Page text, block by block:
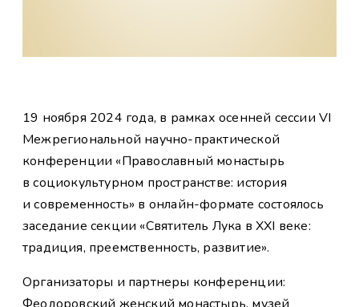
19 ноября 2024 года, в рамках осенней сессии VI
Межрегиональной научно-практической
конференции «Православный монастырь
в социокультурном пространстве: история
и современность» в онлайн-формате состоялось
заседание секции «Святитель Лука в XXI веке:
традиция, преемственность, развитие».
Организаторы и партнеры конференции:
Феодоровский женский монастырь, музей